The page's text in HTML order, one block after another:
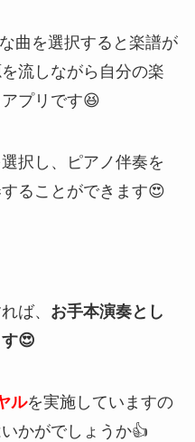
曲を選択すると楽譜が
流しながら自分の楽
プリです😆
択し、ピアノ伴奏を
ることができます😍
ば、 お手本演奏とし
😍
ルを実施していますの
かがでしょうか👍